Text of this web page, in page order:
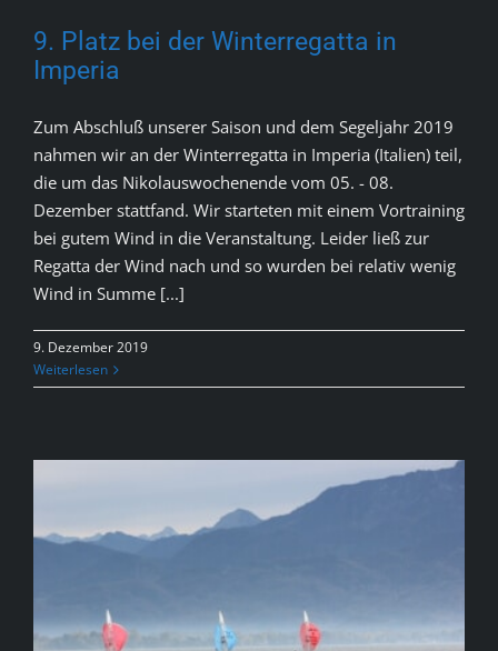
9. Platz bei der Winterregatta in
Imperia
Zum Abschluß unserer Saison und dem Segeljahr 2019
nahmen wir an der Winterregatta in Imperia (Italien) teil,
die um das Nikolauswochenende vom 05. - 08.
Dezember stattfand. Wir starteten mit einem Vortraining
bei gutem Wind in die Veranstaltung. Leider ließ zur
Regatta der Wind nach und so wurden bei relativ wenig
Wind in Summe [...]
9. Dezember 2019
Weiterlesen